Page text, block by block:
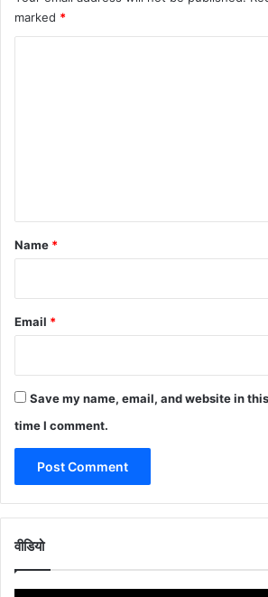
marked *
*
Name *
Email *
Save my name, email, and website in
time I comment.
वीडियो